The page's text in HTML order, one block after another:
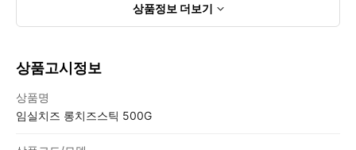
상품정보 더보기
상품고시정보
상품명
임실치즈 롱치즈스틱 500G